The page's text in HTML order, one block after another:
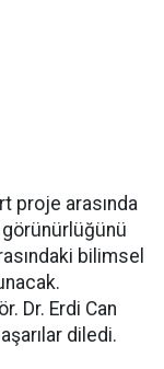
proje arasında
görünürlüğünü
bilimsel
Dr. Erdi Can
diledi.